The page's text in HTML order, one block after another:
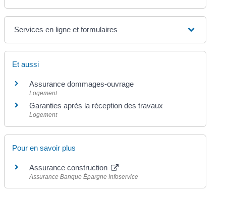
Services en ligne et formulaires
Et aussi
Assurance dommages-ouvrage
Logement
Garanties après la réception des travaux
Logement
Pour en savoir plus
Assurance construction
Assurance Banque Épargne Infoservice